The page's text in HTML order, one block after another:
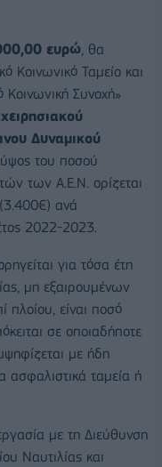
ευρώ , θα
Κοινωνικό Ταμείο και
Συνοχή»
Δυναμικού
του ποσού
των Α.Ε.Ν. ορίζεται
(3.400€) ανά
2022-2023.
για τόσα έτη
μη εξαιρουμένων
πλοίου, είναι ποσό
σε οποιαδήποτε
με ήδη
ασφαλιστικά ταμεία ή
με τη Διεύθυνση
Ναυτιλίας και